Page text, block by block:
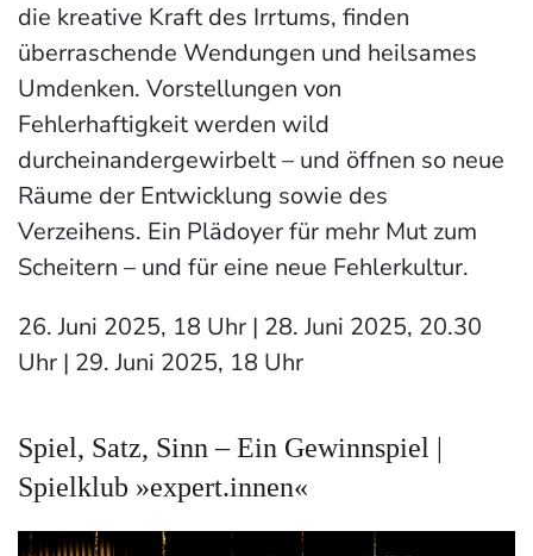
die kreative Kraft des Irrtums, finden
überraschende Wendungen und heilsames
Umdenken. Vorstellungen von
Fehlerhaftigkeit werden wild
durcheinandergewirbelt – und öffnen so neue
Räume der Entwicklung sowie des
Verzeihens. Ein Plädoyer für mehr Mut zum
Scheitern – und für eine neue Fehlerkultur.
26. Juni 2025, 18 Uhr | 28. Juni 2025, 20.30
Uhr | 29. Juni 2025, 18 Uhr
Spiel, Satz, Sinn – Ein Gewinnspiel |
Spielklub »expert.innen«